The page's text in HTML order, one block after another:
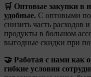
🛒 Оптовые закупки в
удобные. С оптовыми
снизить часть расходов
продукты в большом
выгодные скидки при
🤝 Работая с нами как
гибкие условия